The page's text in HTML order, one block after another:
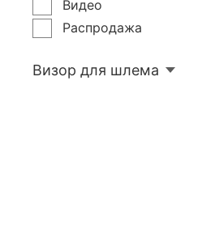
Серый, Красный
Черный, Голубой
Синий, Голубой
Видео
Распродажа
Визор для шлема